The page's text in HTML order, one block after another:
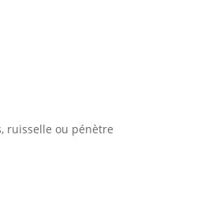
ruisselle ou pénètre